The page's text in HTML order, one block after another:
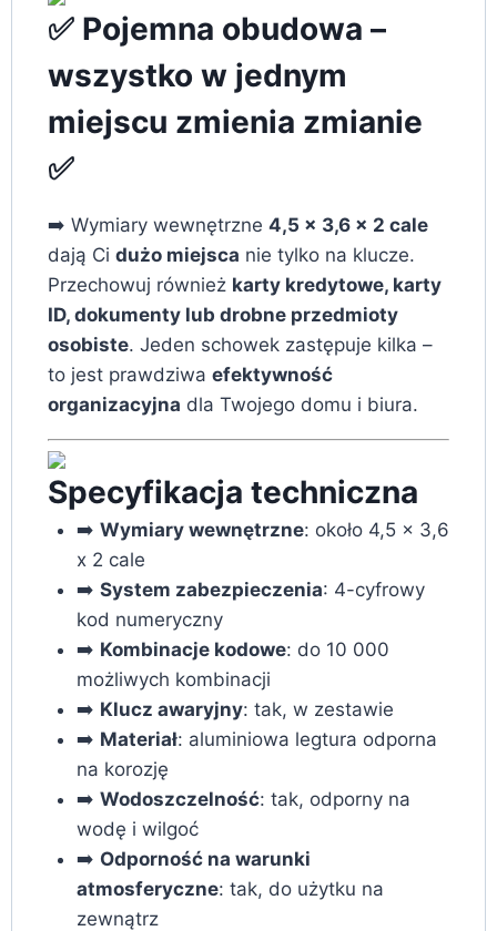
✅ Pojemna obudowa –
wszystko w jednym
miejscu zmienia zmianie
✅
➡️ Wymiary wewnętrzne 4,5 x 3,6 x 2 cale
dają Ci dużo miejsca nie tylko na klucze.
Przechowuj również karty kredytowe, karty
ID, dokumenty lub drobne przedmioty
osobiste. Jeden schowek zastępuje kilka –
to jest prawdziwa efektywność
organizacyjna dla Twojego domu i biura.
Specyfikacja techniczna
➡️ Wymiary wewnętrzne: około 4,5 x 3,6
x 2 cale
➡️ System zabezpieczenia: 4-cyfrowy
kod numeryczny
➡️ Kombinacje kodowe: do 10 000
możliwych kombinacji
➡️ Klucz awaryjny: tak, w zestawie
➡️ Materiał: aluminiowa legtura odporna
na korozję
➡️ Wodoszczelność: tak, odporny na
wodę i wilgoć
➡️ Odporność na warunki
atmosferyczne: tak, do użytku na
zewnątrz